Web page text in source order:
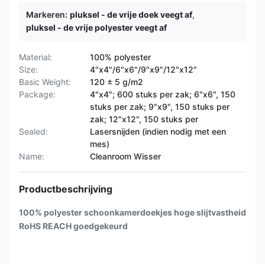
Markeren: pluksel - de vrije doek veegt af,
pluksel - de vrije polyester veegt af
Material:
100% polyester
Size:
4"x4"/6"x6"/9"x9"/12"x12"
Basic Weight:
120 ± 5 g/m2
Package:
4"x4"; 600 stuks per zak; 6"x6", 150
stuks per zak; 9"x9", 150 stuks per
zak; 12"x12", 150 stuks per
Sealed:
Lasersnijden (indien nodig met een
mes)
Name:
Cleanroom Wisser
Productbeschrijving
100% polyester schoonkamerdoekjes hoge slijtvastheid
RoHS REACH goedgekeurd